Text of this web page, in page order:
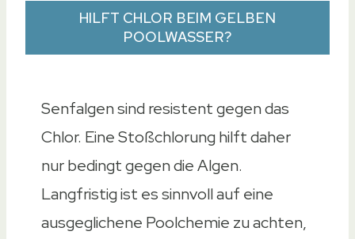
HILFT CHLOR BEIM GELBEN
POOLWASSER?
Senfalgen sind resistent gegen das
Chlor. Eine Stoßchlorung hilft daher
nur bedingt gegen die Algen.
Langfristig ist es sinnvoll auf eine
ausgeglichene Poolchemie zu achten,